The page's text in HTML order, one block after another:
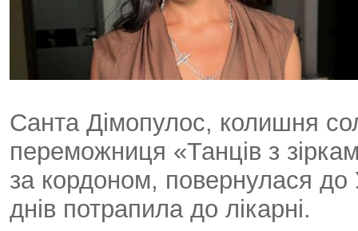
Санта Дімопулос, колишня
переможниця «Танців з
за кордоном, повернулася до
днів потрапила до лікарні.